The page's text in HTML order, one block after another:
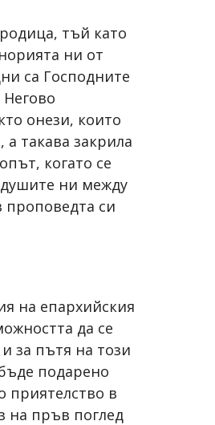
тъй като
ни от
са Господните
онези, които
такава закрила
когато се
душите ни между
си
на епархийския
да се
за пътя на този
подарено
приятелство в
на пръв поглед